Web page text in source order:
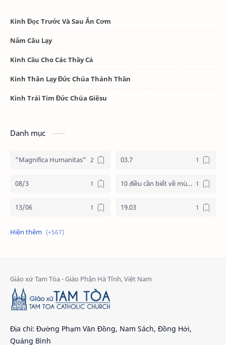
Kinh Đọc Trước Và Sau Ăn Cơm
Năm Câu Lạy
Kinh Cầu Cho Các Thầy Cả
Kinh Thân Lạy Đức Chúa Thánh Thần
Kinh Trái Tim Đức Chúa Giêsu
Danh mục
"Magnifica Humanitas" 03.7
08/3 10 điều cần biết về mùa vọng
13/06 19.03
19/3
24 giờ cho chúa 24 giờ cho chúa 2026
4 nước châu phi
5 cách đơn giản dọn tâm hồn đón chúa 6 gương mặt
Địa chỉ: Đường Phạm Văn Đồng, Nam Sách, Đồng Hới,
Quảng Bình